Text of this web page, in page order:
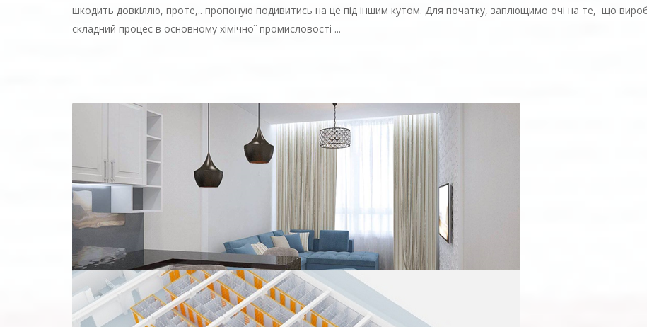
шкодить довкіллю, проте,.. пропоную подивитись на це під іншим кутом. Для початку, заплющимо очі на те, що
складний процес в основному хімічної промисловості ...